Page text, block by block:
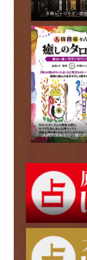
京都 レトロモダン建
人間関係を占う 癒しの